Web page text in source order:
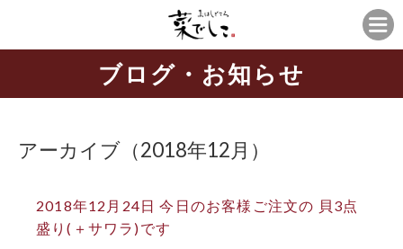
ブログ・お知らせ
アーカイブ（2018年12月）
2018年12月24日 今日のお客様ご注文の 貝3点
盛り(＋サワラ)です